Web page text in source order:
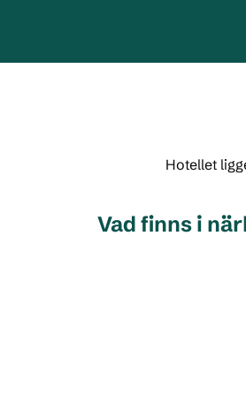
Hotellet
Vad finns i